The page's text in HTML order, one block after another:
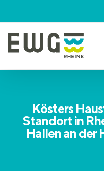
to
content
Kösters
Standort in
Hallen an der